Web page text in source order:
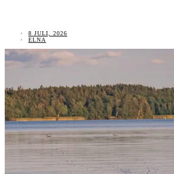
8 JULI, 2026
ELNA